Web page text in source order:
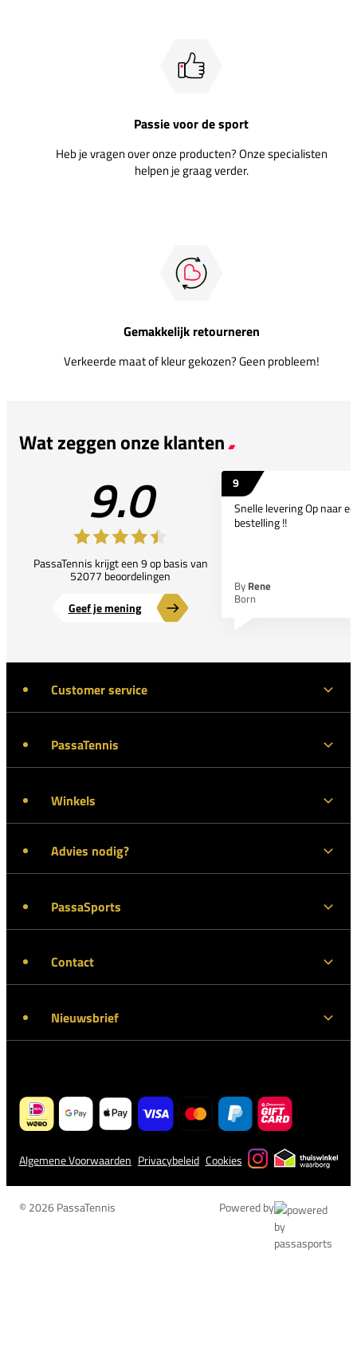
Passie voor de sport
Heb je vragen over onze producten? Onze specialisten
helpen je graag verder.
Gemakkelijk retourneren
Verkeerde maat of kleur gekozen? Geen probleem!
Wat zeggen onze klanten
9.0
PassaTennis krijgt een 9 op basis van
52077 beoordelingen
Geef je mening
9
Snelle levering Op naar
bestelling !!
By Rene
Born
Customer service
PassaTennis
Winkels
Advies nodig?
PassaSports
Contact
Nieuwsbrief
Algemene Voorwaarden Privacybeleid Cookies
© 2026 PassaTennis Powered by